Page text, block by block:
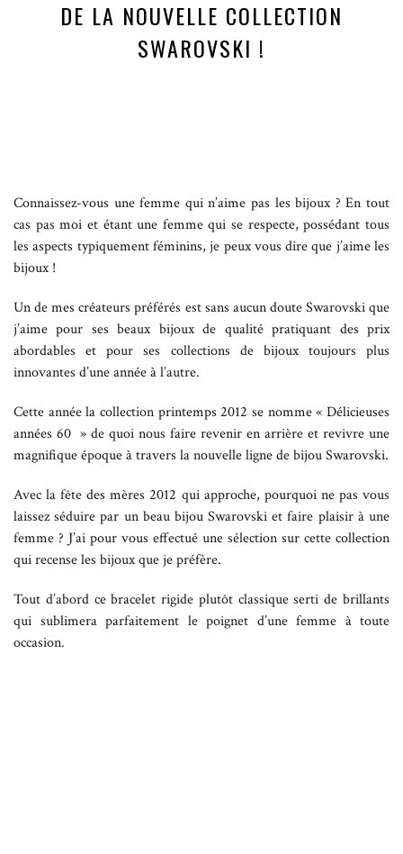
DE LA NOUVELLE COLLECTION
SWAROVSKI !
Connaissez-vous une femme qui n’aime pas les bijoux ? En tout
cas pas moi et étant une femme qui se respecte, possédant tous
les aspects typiquement féminins, je peux vous dire que j’aime les
bijoux !
Un de mes créateurs préférés est sans aucun doute Swarovski que
j’aime pour ses beaux bijoux de qualité pratiquant des prix
abordables et pour ses collections de bijoux toujours plus
innovantes d’une année à l’autre.
Cette année la collection printemps 2012 se nomme « Délicieuses
années 60 » de quoi nous faire revenir en arrière et revivre une
magnifique époque à travers la nouvelle ligne de bijou Swarovski.
Avec la fête des mères 2012 qui approche, pourquoi ne pas vous
laissez séduire par un beau bijou Swarovski et faire plaisir à une
femme ? J’ai pour vous effectué une sélection sur cette collection
qui recense les bijoux que je préfère.
Tout d’abord ce bracelet rigide plutôt classique serti de brillants
qui sublimera parfaitement le poignet d’une femme à toute
occasion.